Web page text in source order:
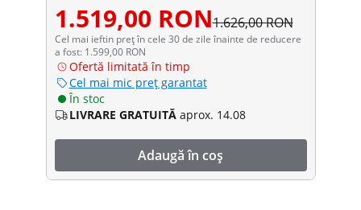
1.519,00 RON1.626,00 RON
Cel mai ieftin preț în cele 30 de zile înainte de reducere
a fost: 1.599,00 RON
Ofertă limitată în timp
Cel mai mic preț garantat
În stoc
LIVRARE GRATUITĂ aprox. 14.08
Adaugă în coș